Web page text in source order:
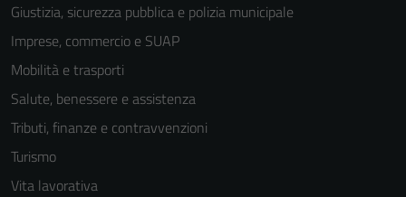
Giustizia, sicurezza pubblica e polizia municipale
Imprese, commercio e SUAP
Mobilità e trasporti
Salute, benessere e assistenza
Tributi, finanze e contravvenzioni
Turismo
Vita lavorativa